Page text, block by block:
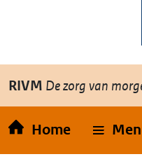
Overslaan en naar de inhoud
RIVM De zorg van
Home